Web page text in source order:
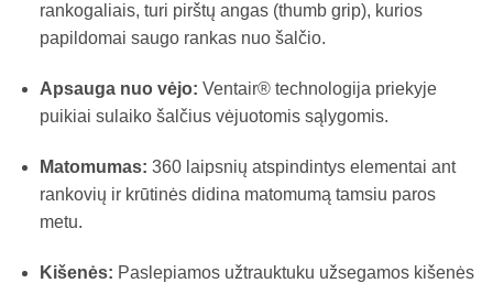
rankogaliais, turi pirštų angas (thumb grip), kurios
papildomai saugo rankas nuo šalčio.
Apsauga nuo vėjo: Ventair® technologija priekyje
puikiai sulaiko šalčius vėjuotomis sąlygomis.
Matomumas: 360 laipsnių atspindintys elementai ant
rankovių ir krūtinės didina matomumą tamsiu paros
metu.
Kišenės: Paslepiamos užtrauktuku užsegamos kišenės